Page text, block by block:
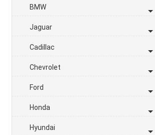
BMW
Jaguar
Cadillac
Chevrolet
Ford
Honda
Hyundai